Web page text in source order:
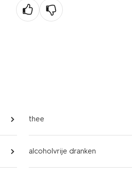
thee
alcoholvrije dranken